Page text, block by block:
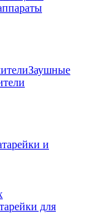
Заушные
и
для